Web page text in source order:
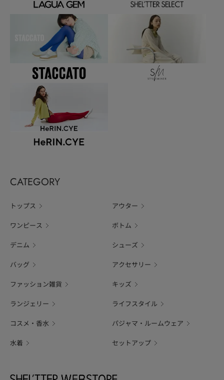
CATEGORY
トップス アウター
ワンピース ボトム
デニム シューズ
バッグ アクセサリー
ファッション雑貨 キッズ
ランジェリー ライフスタイル
コスメ・香水 パジャマ・ルームウェア
水着 セットアップ